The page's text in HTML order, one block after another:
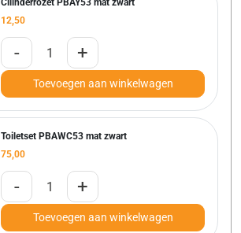
Cilinderrozet PBAY53 mat zwart
12,50
- +
Toevoegen aan winkelwagen
Toiletset PBAWC53 mat zwart
75,00
- +
Toevoegen aan winkelwagen